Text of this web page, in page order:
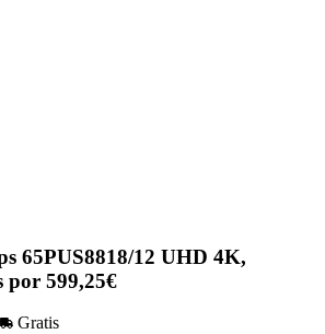
65PUS8818/12 UHD 4K,
por 599,25€
Gratis